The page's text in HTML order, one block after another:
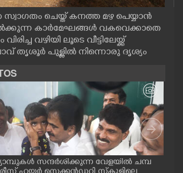
ചെയ്ത് കനത്ത മഴ പെയ്യാൻ
കാർമേഘങ്ങൾ വകവെക്കാതെ
വഴിയി ലൂടെ വീട്ടിലേയ്ക്ക്
തൃശൂർ പുള്ളിൽ നിന്നൊരു ദൃശ്യം
സന്ദർശിക്കുന്ന വേളയിൽ ചമ്പ